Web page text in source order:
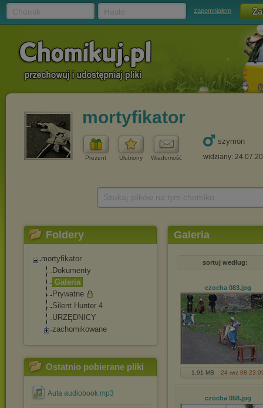
zapomniałem
mortyfikator
Prezent Ulubiony Wiadomość
szymon
widziany:
Foldery
mortyfikator
Dokumenty
Galeria
Prywatne
Silent Hunter 4
URZĘDNICY
zachomikowane
Ostatnio pobierane pliki
Auta audiobook.mp3
Galeria
sortuj według:
czocha 083.jpg
1,91 MB 24 wrz 08
czocha 058.jpg